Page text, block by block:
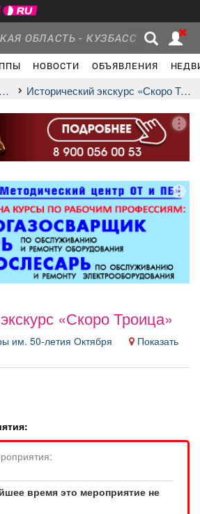
ОБЛАСТЬ - КУЗБАСС
НОВОСТИ ОБЪЯВЛЕНИЯ
Недвижимость Услуги
Транспорт
Обучение Проекты
Я - пенсионер
Исторический экскурс «Скоро Троица»
«Скоро Троица»
им. 50-летия Октября
Показать
время это мероприятие не